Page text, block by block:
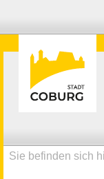
Sie befinden sich